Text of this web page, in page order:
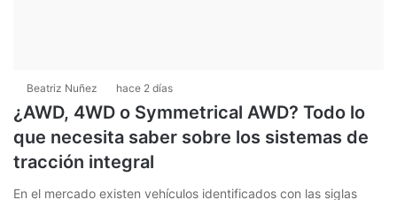
Beatriz Nuñez hace 2 días
¿AWD, 4WD o Symmetrical AWD? Todo lo
que necesita saber sobre los sistemas de
tracción integral
En el mercado existen vehículos identificados con las siglas